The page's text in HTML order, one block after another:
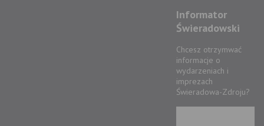
Informator
Świeradowski
Chcesz otrzymwać
informacje o
wydarzeniach i
imprezach
Świeradowa-Zdroju?